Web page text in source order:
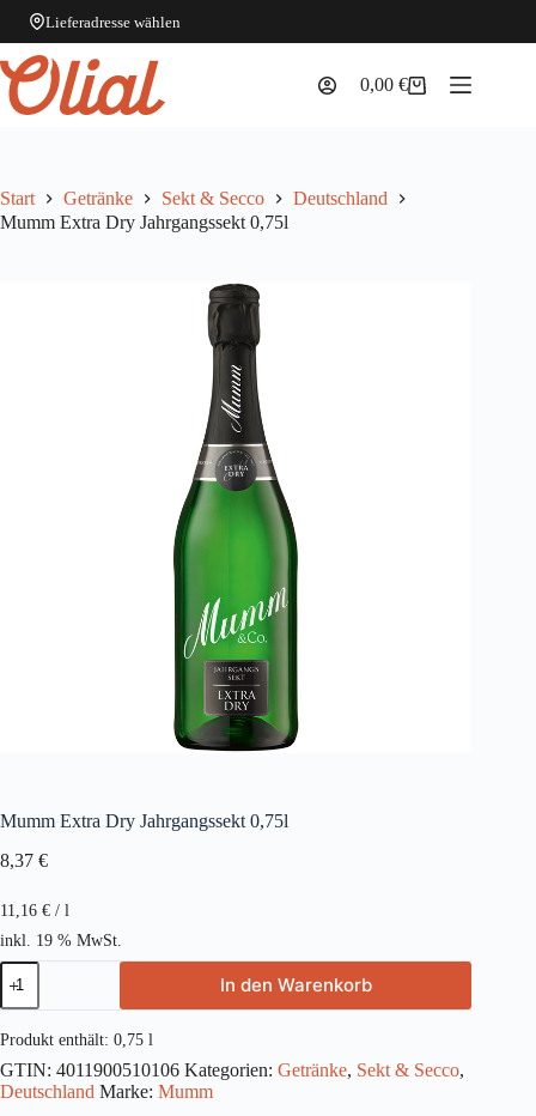
Lieferadresse wählen
Zum
Inhalt
springen
Warenkorb
0,00€
Start Getränke Sekt & Secco
Deutschland
Mumm Extra Dry Jahrgangssekt 0,75l
Mumm Extra Dry Jahrgangssekt 0,75l
8,37 €
11,16 € / l
inkl. 19 % MwSt.
Mumm
Extra
Dry
Jahrgangssekt
0,75l
Menge
In den Warenkorb
Produkt enthält: 0,75 l
GTIN: 4011900510106 Kategorien: Getränke, Sekt & Secco,
Deutschland Marke: Mumm